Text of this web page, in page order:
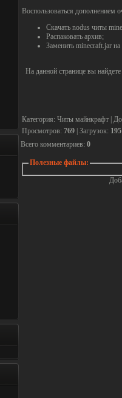
Воспользоваться дополнением
Скачать nodus читы
Распаковать архив;
Заменить minecraft.jar на
На данной странице вы найдете
Категория: Читы майнкрафт
Просмотров: 769 Загрузок: 195
Всего комментариев: 0
Полезные файлы: